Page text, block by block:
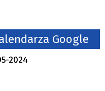
Google
2024